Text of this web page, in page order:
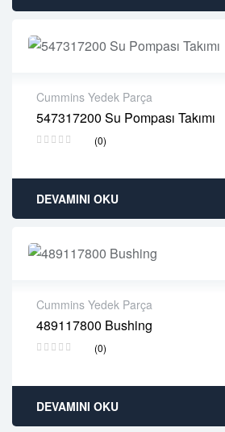
Cummins Yedek Parça
547317200 Su Pompası Takımı
(0)
2 years warranty
Delivery time: 1-2 business days
DEVAMINI OKU
Cummins Yedek Parça
489117800 Bushing
(0)
2 years warranty
Delivery time: 1-2 business days
DEVAMINI OKU